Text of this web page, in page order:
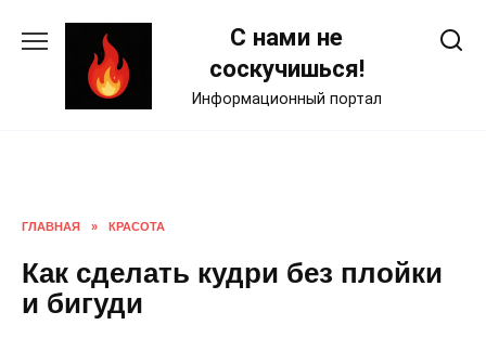
С нами не
соскучишься!
Информационный портал
ГЛАВНАЯ » КРАСОТА
Как сделать кудри без плойки
и бигуди